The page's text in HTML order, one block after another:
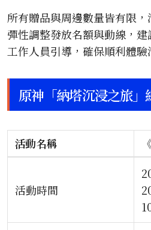
所有贈品與周邊數量皆有限
彈性調整發放名額與動線，
工作人員引導，確保順利體驗
原神「納塔沉浸之旅
活動名稱
活動時間